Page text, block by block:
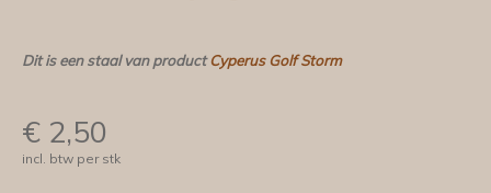
Dit is een staal van productCyperus Golf Storm
€ 2,50
incl. btw per stk